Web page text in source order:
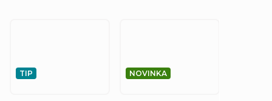
TIP NOVINKA